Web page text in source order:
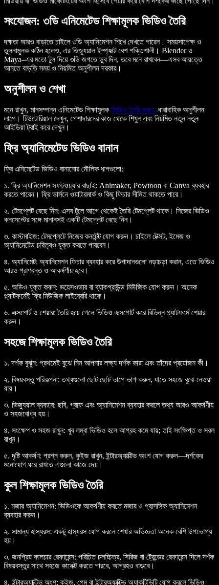
সংযোজন: ৩ডি এনিমেটেড শিক্ষামূলক ভিডিও তৈরি
দক্ষতা আরও বাড়াতে চাইলে ৩ডি অ্যানিমেশন শিখে দেখতে পারেন। সময়সাপেক্ষ ও
তুলনামূলক কঠিন হলেও, এর ভিজ্যুয়াল ইম্প্যাক্ট বেশ শক্তিশালী। Blender ও
Maya–এর মতো টুল দিয়ে ৩ডি জগতে ডুব দিন, তবে মনে রাখবেন—এসব আয়ত্তে
আনতে বাড়তি সময় ও নিয়মিত অনুশীলন দরকার।
অনুশীলন ও শেখা
মনে রাখুন, মানসম্পন্ন এনিমেটেড শিক্ষামূলক ভিডিও তৈরি করতেধারাবাহিক অনুশীলন
লাগে। টিউটোরিয়াল দেখুন, পেশাদারদের কাজ থেকে শিখুন এবং নিয়মিত নতুন নতুন
আইডিয়া ট্রাই করে দেখুন।
ফ্রি অ্যানিমেটেড ভিডিও বানান
ফ্রি এনিমেটেড ভিডিও বানানোর মৌলিক ধাপগুলো:
১. ফ্রি অ্যানিমেশন সফটওয়্যার বাছাই: Animaker, Powtoon বা Canva ব্যবহার
করতে পারেন। ফ্রি ভার্সনে ওয়াটারমার্ক ও কিছু ফিচার সীমিত থাকতে পারে।
২. টেমপ্লেট বেছে নিন: এসব টুলে আগে থেকেই তৈরি টেমপ্লেট থাকে। নিজের ভিডিও
কনসেপ্টের সঙ্গে মানানসই একটি টেমপ্লেট বেছে নিন।
৩. কাস্টমাইজ: টেমপ্লেটে নিজের কনটেন্ট যোগ করুন। চাইলে টেক্সট, ইমেজ ও
অ্যানিমেটেড চরিত্রও যুক্ত করতে পারবেন।
৪. অ্যানিমেট: অ্যানিমেশন ফিচার ব্যবহার করে উপাদানগুলো নড়াচড়া করান, এতে ভিডিও
আরও প্রাণবন্ত ও আকর্ষণীয় হবে।
৫. অডিও যুক্ত করুন: ভয়েসওভার বা ব্যাকগ্রাউন্ড মিউজিক যোগ করুন। অনেক
প্ল্যাটফর্মেই ফ্রি মিউজিক লাইব্রেরি থাকে।
৬. এক্সপোর্ট ও শেয়ার: তৈরি হয়ে গেলে ভিডিও এক্সপোর্ট করে বিভিন্ন প্ল্যাটফর্মে শেয়ার
করুন।
সহজে শিক্ষামূলক ভিডিও তৈরি
১. দর্শক বুঝুন: প্রথমেই বুঝে নিন আপনার লক্ষ্য দর্শক কারা এবং তাঁদের প্রয়োজন কী।
২. বিষয়বস্তু পরিকল্পনা: তথ্যগুলো ছোট ছোট ভাগে ভাগ করুন, যাতে সহজে বুঝে নেওয়া
যায়।
৩. ভিজ্যুয়াল ব্যবহার: ছবি, গ্রাফ এবং অ্যানিমেশন ব্যবহার করলে তথ্য আরও আকর্ষণীয়
ও সহজবোধ্য হয়।
৪. সংক্ষেপ ও সহজ রাখুন: খুব লম্বা ভিডিও হলে আগ্রহ কমে যায়; তাই সংক্ষিপ্ত ও সরল
রাখুন।
৫. দৃষ্টি আকর্ষণ: প্রশ্ন করুন, কুইজ রাখুন, ইন্টারঅ্যাক্টিভ অংশ যোগ করুন—দর্শকের
মনোযোগ ধরে রাখতে এগুলো কাজে দেয়।
কুল শিক্ষামূলক ভিডিও তৈরি
১. মজার অ্যানিমেশন: ভিডিওকে আকর্ষণীয় করতে মজার ও প্রাসঙ্গিক অ্যানিমেশন
ব্যবহার করুন।
২. সামান্য হাস্যরস: একটু হাস্যরস যোগ করলে শেখার অভিজ্ঞতা অনেক বেশি উপভোগ্য
হয়।
৩. জনপ্রিয় কালচার রেফারেন্স: পরিচিত চলচ্চিত্র, সিরিজ বা ট্রেন্ডের রেফারেন্স দিলে দর্শক
বিষয়বস্তুর সাথে সহজে কানেক্ট করতে পারবে, আগ্রহও বাড়বে।
৪. ইন্টারঅ্যাক্টিভ অংশ: কুইজ, গেম বা ইন্টারঅ্যাক্টিভ অ্যাকটিভিটি যোগ করলে ভিডিও